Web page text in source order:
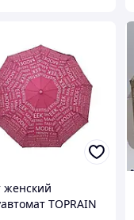
женский
TOPRAIN